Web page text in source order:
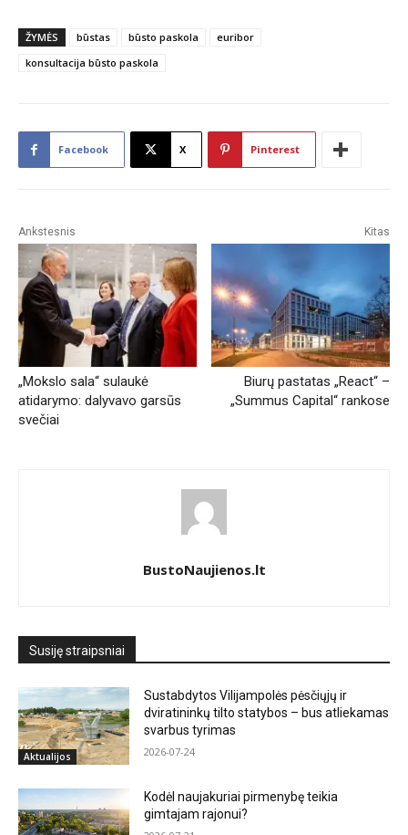
ŽYMĖS būstas būsto paskola
euribor
konsultacija būsto paskola
Facebook X Pinterest
Ankstesnis
„Mokslo sala“ sulaukė
atidarymo: dalyvavo garsūs
svečiai
Kitas
Biurų pastatas „React“ –
„Summus Capital“ rankose
BustoNaujienos.lt
Susiję straipsniai
Aktualijos
Sustabdytos Vilijampolės pėsčiųjų ir
dviratininkų tilto statybos – bus atliekamas
svarbus tyrimas
2026-07-24
Kodėl naujakuriai pirmenybę teikia
gimtajam rajonui?